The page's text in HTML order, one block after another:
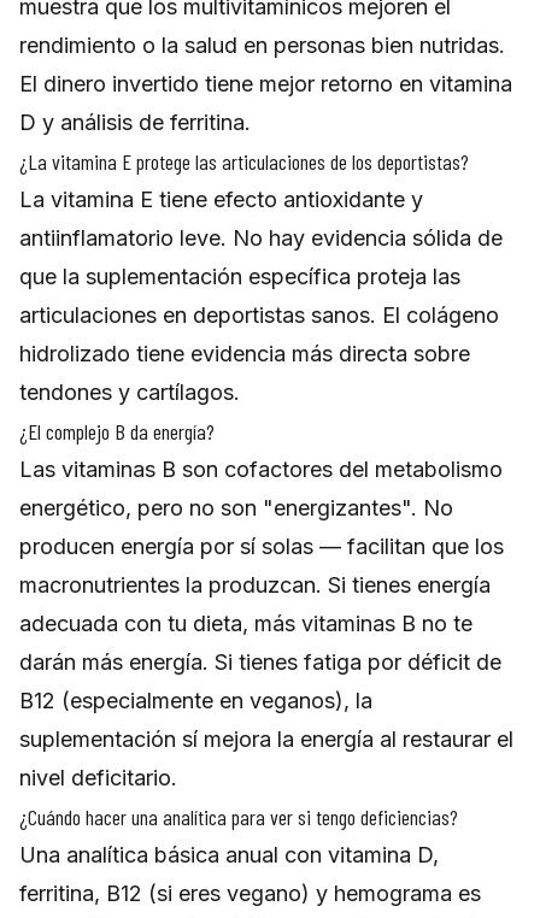
muestra que los multivitamínicos mejoren el
rendimiento o la salud en personas bien nutridas.
El dinero invertido tiene mejor retorno en vitamina
D y análisis de ferritina.
¿La vitamina E protege las articulaciones de los deportistas?
La vitamina E tiene efecto antioxidante y
antiinflamatorio leve. No hay evidencia sólida de
que la suplementación específica proteja las
articulaciones en deportistas sanos. El colágeno
hidrolizado tiene evidencia más directa sobre
tendones y cartílagos.
¿El complejo B da energía?
Las vitaminas B son cofactores del metabolismo
energético, pero no son "energizantes". No
producen energía por sí solas — facilitan que los
macronutrientes la produzcan. Si tienes energía
adecuada con tu dieta, más vitaminas B no te
darán más energía. Si tienes fatiga por déficit de
B12 (especialmente en veganos), la
suplementación sí mejora la energía al restaurar el
nivel deficitario.
¿Cuándo hacer una analítica para ver si tengo deficiencias?
Una analítica básica anual con vitamina D,
ferritina, B12 (si eres vegano) y hemograma es